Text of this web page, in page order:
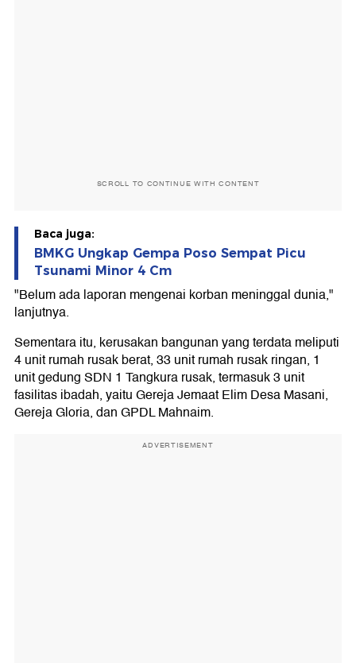
SCROLL TO CONTINUE WITH CONTENT
Baca juga:
BMKG Ungkap Gempa Poso Sempat Picu
Tsunami Minor 4 Cm
"Belum ada laporan mengenai korban meninggal dunia,"
lanjutnya.
Sementara itu, kerusakan bangunan yang terdata meliputi
4 unit rumah rusak berat, 33 unit rumah rusak ringan, 1
unit gedung SDN 1 Tangkura rusak, termasuk 3 unit
fasilitas ibadah, yaitu Gereja Jemaat Elim Desa Masani,
Gereja Gloria, dan GPDL Mahnaim.
ADVERTISEMENT